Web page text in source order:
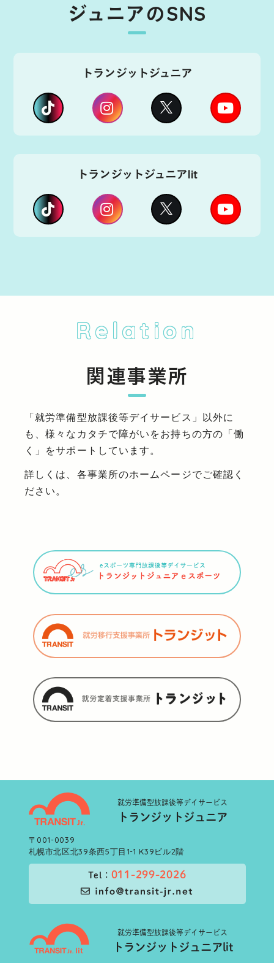
ジュニアのSNS
トランジットジュニア
トランジットジュニアlit
Relation
関連事業所
「就労準備型放課後等デイサービス」以外に
も、様々なカタチで障がいをお持ちの方の「働
く」をサポートしています。
詳しくは、各事業所のホームページでご確認く
ださい。
就労準備型放課後等デイサービス
トランジットジュニア
〒001-0039
札幌市北区北39条西5丁目1-1 K39ビル2階
Tel： 011-299-2026
就労準備型放課後等デイサービス
トランジットジュニアlit